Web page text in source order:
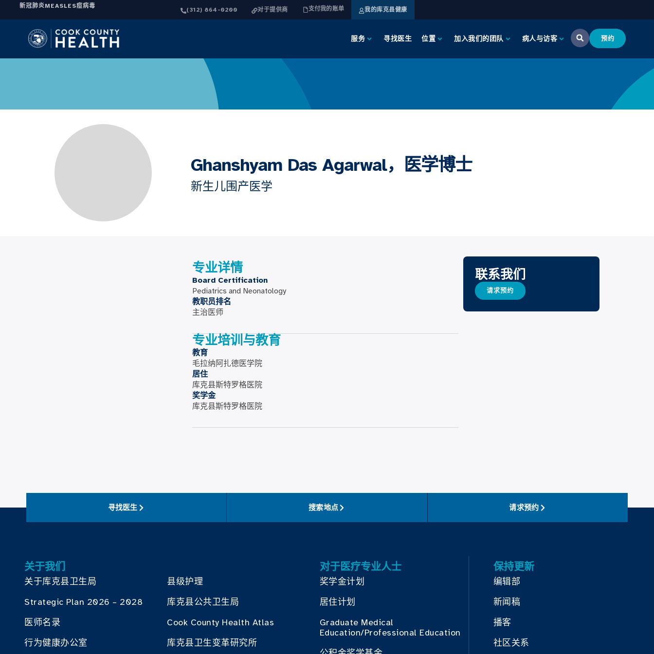
新冠肺炎MEASLES痘病毒
(312) 864-0200 对于提供商 支付我的账单 我的库克县健康
服务 寻找医生 位置 加入我们的团队 病人与访客 预约
Ghanshyam Das Agarwal，医学博士
新生儿围产医学
专业详情
Board Certification
Pediatrics and Neonatology
教职员排名
主治医师
专业培训与教育
教育
毛拉纳阿扎德医学院
居住
库克县斯特罗格医院
奖学金
库克县斯特罗格医院
联系我们
请求预约
寻找医生 搜索地点 请求预约
关于我们
关于库克县卫生局
Strategic Plan 2026 – 2028
医师名录
行为健康办公室
县级护理
库克县公共卫生局
Cook County Health Atlas
库克县卫生变革研究所
对于医疗专业人士
奖学金计划
居住计划
Graduate Medical
Education/Professional Education
保持更新
编辑部
新闻稿
播客
社区关系